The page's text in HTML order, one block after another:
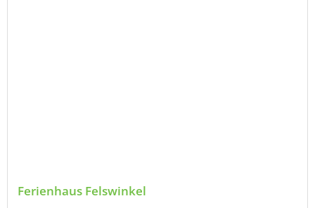
Ferienhaus Felswinkel